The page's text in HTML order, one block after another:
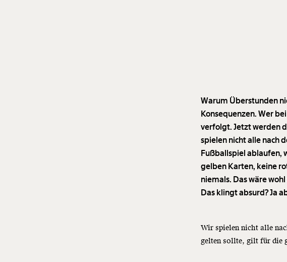
Warum Überstunden
Konsequenzen. Wer
verfolgt. Jetzt werden
spielen nicht alle nach
Fußballspiel ablaufen,
gelben Karten, keine
niemals. Das wäre
Das klingt absurd? Ja
Wir spielen nicht alle
gelten sollte, gilt für die